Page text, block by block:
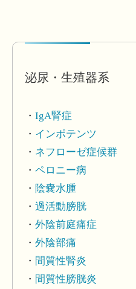
泌尿・生殖器系
IgA腎症
インポテンツ
ネフローゼ症候群
ペロニー病
陰嚢水腫
過活動膀胱
外陰前庭痛症
外陰部痛
間質性腎炎
間質性膀胱炎